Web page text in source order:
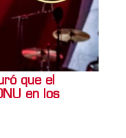
que el
en los